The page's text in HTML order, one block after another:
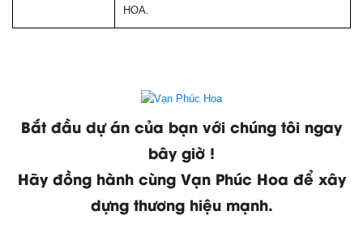
HOA.
Bắt đầu dự án của bạn với chúng tôi ngay
bây giờ !
Hãy đồng hành cùng Vạn Phúc Hoa để xây
dựng thương hiệu mạnh.